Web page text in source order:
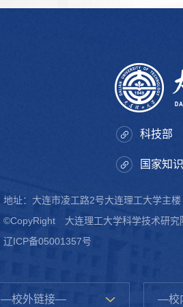
科技部
国家知
地址：大连市凌工路2号大连理工大学主
©CopyRight 大连理工大学科学技术研究
辽ICP备05001357号
—校外链接— —校